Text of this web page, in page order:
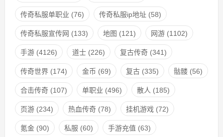
传奇私服单职业 (76) 传奇私服ip地址(58)
传奇私服宣传网 (133) 地图 (121) 网游(1102)
手游(4126) 道士(226) 复古传奇(341)
传奇世界(174) 金币 (69) 复古(335) 骷髅(56)
合击传奇(107) 单职业 (496) 散人 (185)
页游(234) 热血传奇(78) 挂机游戏 (72)
氪金(90) 私服 (60) 手游充值 (63)